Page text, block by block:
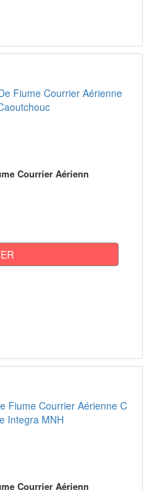
Courrier Aérienn
Courrier Aérienn